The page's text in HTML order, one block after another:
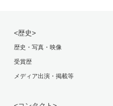
<歴史>
歴史・写真・映像
受賞歴
メディア出演・掲載等